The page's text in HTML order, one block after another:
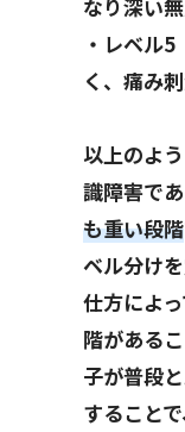
なり深い
・レベル5
く、痛み
以上のよ
識障害であ
も重い段階
ベル分け
仕方によ
階がある
子が普段
すること